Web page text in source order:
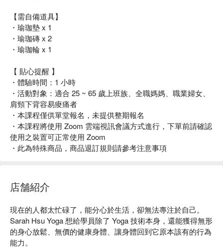
【需自備道具】
・瑜珈墊 x 1
・瑜珈磚 x 2
・瑜珈輪 x 1
【 貼心提醒 】
・體驗時間：1 小時
・活動對象：適合 25 ~ 65 歲上班族、全職媽媽、職業婦女、
肩頸下背容易痠痛者
・本課程僅供單堂報名，未提供整期報名
・本課程將使用 Zoom 雲端視訊會議方式進行，下單前請確認
使用之裝置可正常使用 Zoom
・此為特殊商品，商品退訂規則請參考注意事項
店舗紹介
現在的人都太忙碌了，能分心於生活，卻無法專注於自己。
Sarah Hsu Yoga 想給學員除了 Yoga 技術本身，還能獲得無形
的身心放鬆、無價的健康身體、讓身體回到它原本該有的行為
能力。